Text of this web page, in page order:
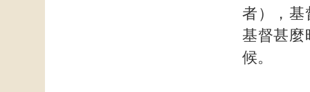
者），基
基督甚麼
候。